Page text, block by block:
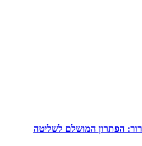
הפתרון המושלם לשליטה